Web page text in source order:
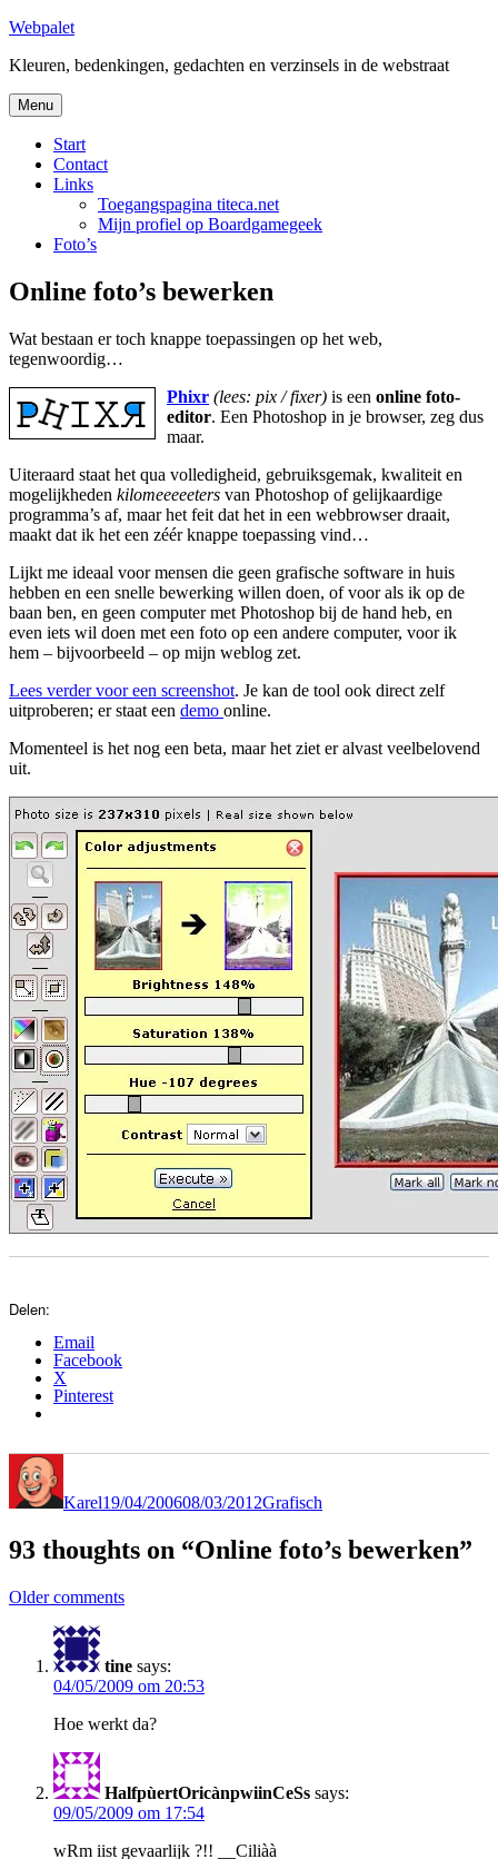
Skip
content
Webpalet
Kleuren, bedenkingen, gedachten en verzinsels in de webstraat
Menu
Start
Contact
Links
Toegangspagina titeca.net
Mijn profiel op Boardgamegeek
Foto’s
Online foto’s bewerken
Wat bestaan er toch knappe toepassingen op het web,
tegenwoordig…
Phixr (lees: pix / fixer) is een online foto-
editor. Een Photoshop in je browser, zeg dus
maar.
Uiteraard staat het qua volledigheid, gebruiksgemak, kwaliteit en
mogelijkheden kilomeeeeeters van Photoshop of gelijkaardige
programma’s af, maar het feit dat het in een webbrowser draait,
maakt dat ik het een zéér knappe toepassing vind…
Lijkt me ideaal voor mensen die geen grafische software in huis
hebben en een snelle bewerking willen doen, of voor als ik op de
baan ben, en geen computer met Photoshop bij de hand heb, en
even iets wil doen met een foto op een andere computer, voor ik
hem – bijvoorbeeld – op mijn weblog zet.
Lees verder voor een screenshot. Je kan de tool ook direct zelf
uitproberen; er staat een demo online.
Momenteel is het nog een beta, maar het ziet er alvast veelbelovend
uit.
Delen:
Email
Facebook
X
Pinterest
Karel19/04/200608/03/2012Grafisch
93 thoughts on “Online foto’s bewerken”
Comments
navigation
Older comments
tine says:
04/05/2009 om 20:53
Hoe werkt da?
HalfpùertOricànpwiinCeSs says:
09/05/2009 om 17:54
wRm iist gevaarlijk ?!! __Ciliàà